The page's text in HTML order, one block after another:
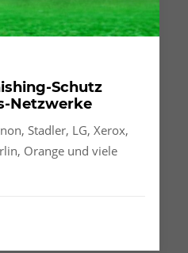
Schutz
Netzwerke
Stadler, LG, Xerox,
Orange und viele